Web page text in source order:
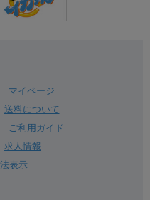
マイページ
送料について
ご利用ガイド
求人情報
表示